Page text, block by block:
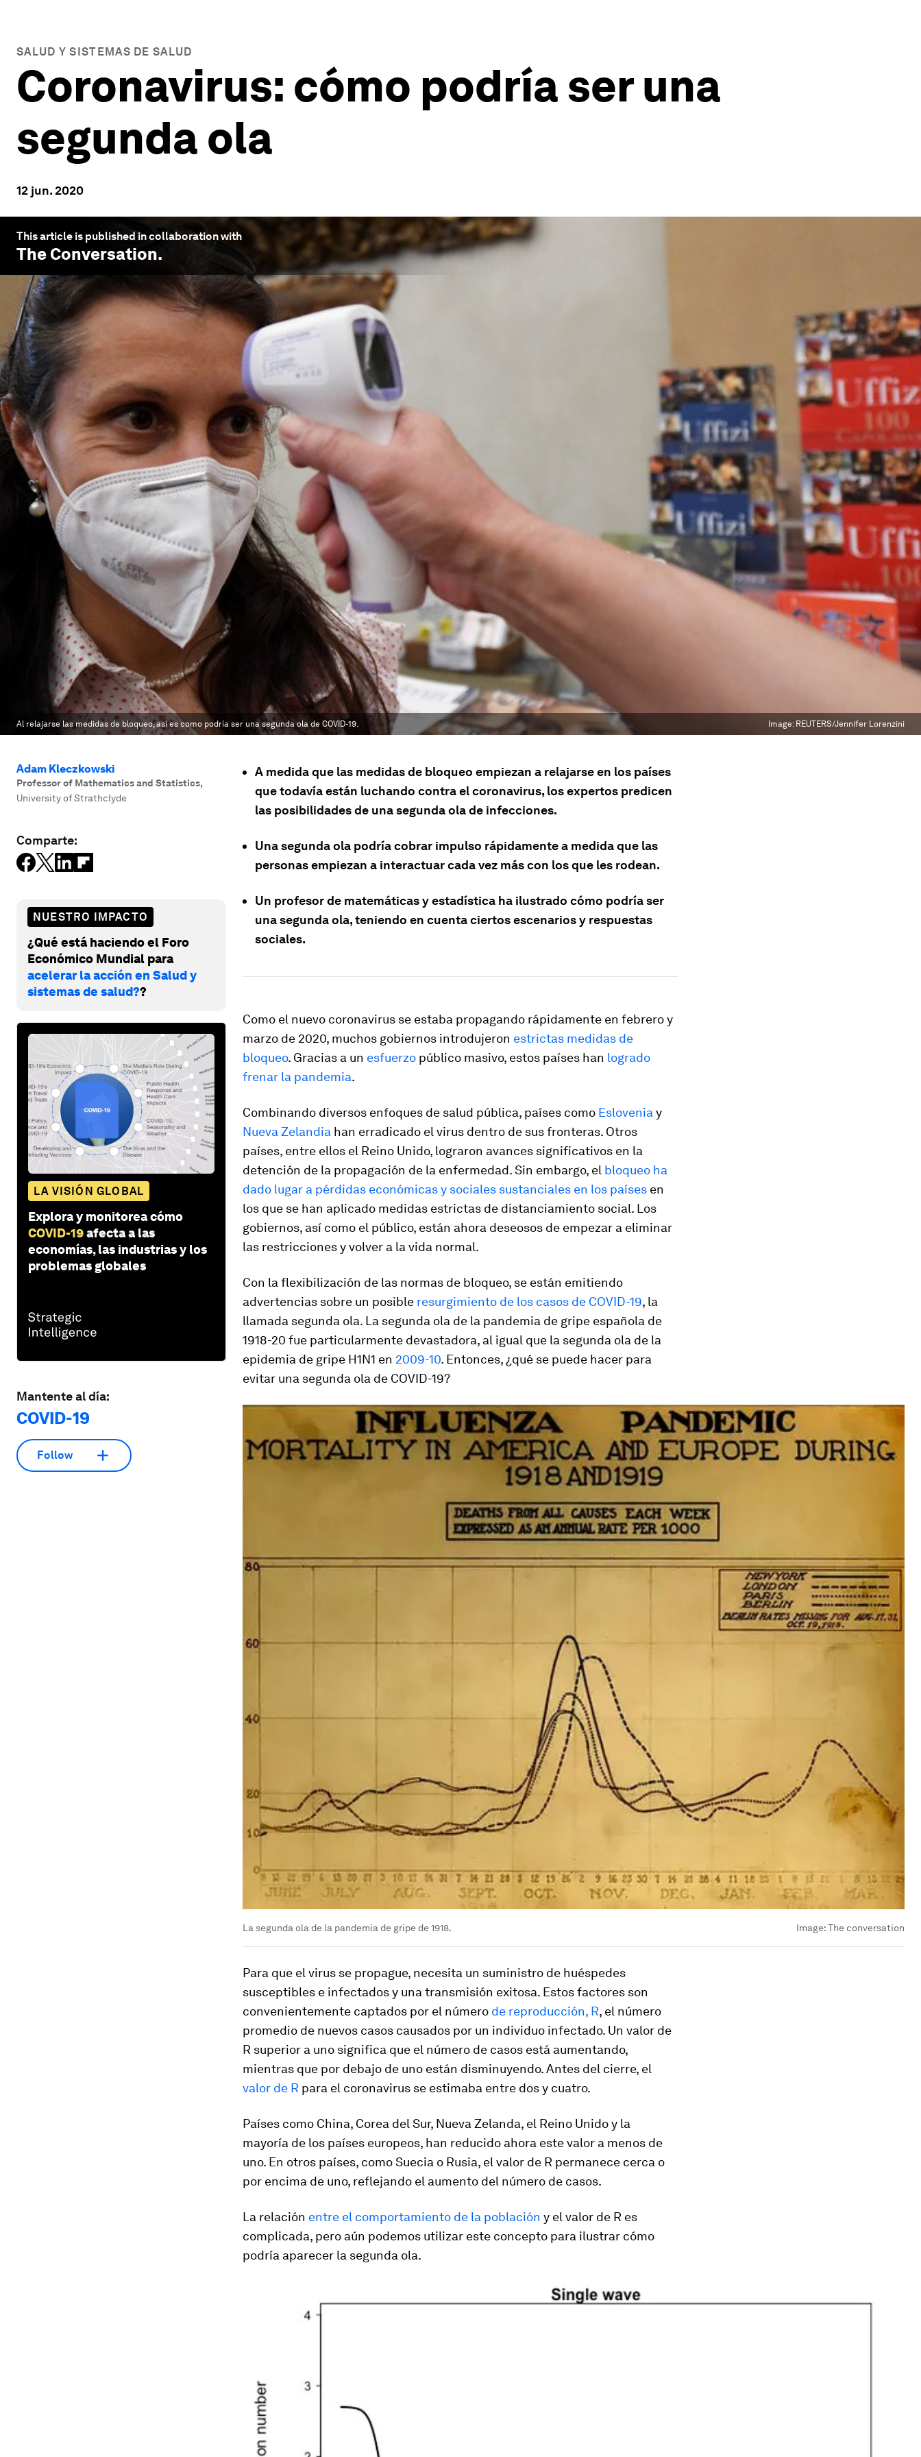
SALUD Y SISTEMAS DE SALUD
Coronavirus: cómo podría ser una
segunda ola
12 jun. 2020
This article is published in collaboration with
The Conversation.
Al relajarse las medidas de bloqueo, así es como podría ser una segunda ola de COVID-19. Image: REUTERS/Jennifer Lorenzini
Adam Kleczkowski
Professor of Mathematics and Statistics,
University of Strathclyde
Comparte:
NUESTRO IMPACTO
¿Qué está haciendo el Foro
Económico Mundial para
acelerar la acción en Salud y
sistemas de salud??
LA VISIÓN GLOBAL
Explora y monitorea cómo
COVID-19afecta a las
economías, las industrias y los
problemas globales
Mantente al día:
COVID-19
Follow
A medida que las medidas de bloqueo empiezan a relajarse en los países
que todavía están luchando contra el coronavirus, los expertos predicen
las posibilidades de una segunda ola de infecciones.
Una segunda ola podría cobrar impulso rápidamente a medida que las
personas empiezan a interactuar cada vez más con los que les rodean.
Un profesor de matemáticas y estadística ha ilustrado cómo podría ser
una segunda ola, teniendo en cuenta ciertos escenarios y respuestas
sociales.
Como el nuevo coronavirus se estaba propagando rápidamente en febrero y
marzo de 2020, muchos gobiernos introdujeron estrictas medidas de
bloqueo. Gracias a un esfuerzo público masivo, estos países han logrado
frenar la pandemia.
Combinando diversos enfoques de salud pública, países como Eslovenia y
Nueva Zelandia han erradicado el virus dentro de sus fronteras. Otros
países, entre ellos el Reino Unido, lograron avances significativos en la
detención de la propagación de la enfermedad. Sin embargo, el bloqueo ha
dado lugar a pérdidas económicas y sociales sustanciales en los países en
los que se han aplicado medidas estrictas de distanciamiento social. Los
gobiernos, así como el público, están ahora deseosos de empezar a eliminar
las restricciones y volver a la vida normal.
Con la flexibilización de las normas de bloqueo, se están emitiendo
advertencias sobre un posible resurgimiento de los casos de COVID-19, la
llamada segunda ola. La segunda ola de la pandemia de gripe española de
1918-20 fue particularmente devastadora, al igual que la segunda ola de la
epidemia de gripe H1N1 en 2009-10. Entonces, ¿qué se puede hacer para
evitar una segunda ola de COVID-19?
La segunda ola de la pandemia de gripe de 1918. Image:The conversation
Para que el virus se propague, necesita un suministro de huéspedes
susceptibles e infectados y una transmisión exitosa. Estos factores son
convenientemente captados por el número de reproducción, R, el número
promedio de nuevos casos causados por un individuo infectado. Un valor de
R superior a uno significa que el número de casos está aumentando,
mientras que por debajo de uno están disminuyendo. Antes del cierre, el
valor de R para el coronavirus se estimaba entre dos y cuatro.
Países como China, Corea del Sur, Nueva Zelanda, el Reino Unido y la
mayoría de los países europeos, han reducido ahora este valor a menos de
uno. En otros países, como Suecia o Rusia, el valor de R permanece cerca o
por encima de uno, reflejando el aumento del número de casos.
La relación entre el comportamiento de la población y el valor de R es
complicada, pero aún podemos utilizar este concepto para ilustrar cómo
podría aparecer la segunda ola.